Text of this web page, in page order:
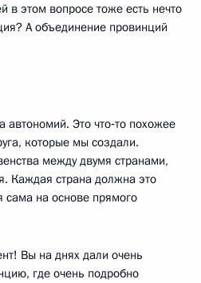
в этом вопросе тоже есть нечто
А объединение провинций
автономий. Это что‑то похожее
которые мы создали.
между двумя странами,
Каждая страна должна это
сама на основе прямого
Вы на днях дали очень
где очень подробно